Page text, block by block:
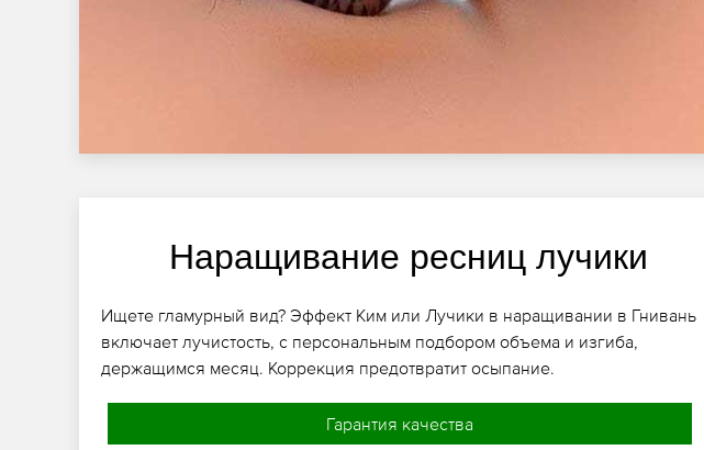
Наращивание ресниц лучики
Ищете гламурный вид? Эффект Ким или Лучики в наращивании в Гнивань
включает лучистость, с персональным подбором объема и изгиба,
держащимся месяц. Коррекция предотвратит осыпание.
Гарантия качества